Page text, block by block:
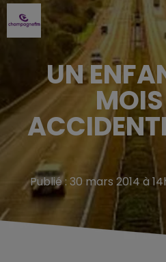
UN
Publié : 30 mars 2014 à